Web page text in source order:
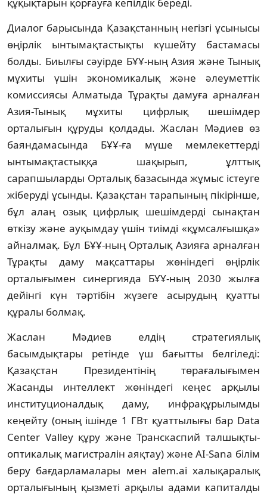
Диалог барысында Қазақстанның негізгі ұсынысы
өңірлік ынтымақтастықты күшейту бастамасы
болды. Биылғы сәуірде БҰҰ-ның Азия және Тынық
мұхиты үшін экономикалық және әлеуметтік
комиссиясы Алматыда Тұрақты дамуға арналған
Азия-Тынық мұхиты цифрлық шешімдер
орталығын құруды қолдады. Жаслан Мәдиев өз
баяндамасында БҰҰ-ға мүше мемлекеттерді
ынтымақтастыққа шақырып, ұлттық
сарапшыларды Орталық базасында жұмыс істеуге
жіберуді ұсынды. Қазақстан тарапының пікірінше,
бұл алаң озық цифрлық шешімдерді сынақтан
өткізу және ауқымдау үшін тиімді «құмсалғышқа»
айналмақ. Бұл БҰҰ-ның Орталық Азияға арналған
Тұрақты даму мақсаттары жөніндегі өңірлік
орталығымен синергияда БҰҰ-ның 2030 жылға
дейінгі күн тәртібін жүзеге асырудың қуатты
құралы болмақ.
Жаслан Мәдиев елдің стратегиялық
басымдықтары ретінде үш бағытты белгіледі:
Қазақстан Президентінің төрағалығымен
Жасанды интеллект жөніндегі кеңес арқылы
институционалдық даму, инфрақұрылымды
кеңейту (оның ішінде 1 ГВт қуаттылығы бар Data
Center Valley құру және Транскаспий талшықты-
оптикалық магистралін аяқтау) және AI-Sana білім
беру бағдарламалары мен alem.ai халықаралық
орталығының қызметі арқылы адами капиталды